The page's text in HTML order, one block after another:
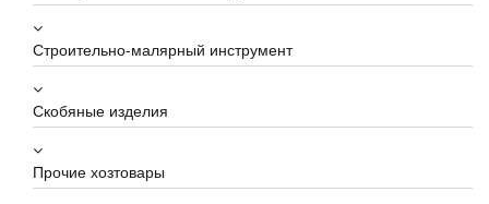
Строительно-малярный инструмент
Скобяные изделия
Прочие хозтовары